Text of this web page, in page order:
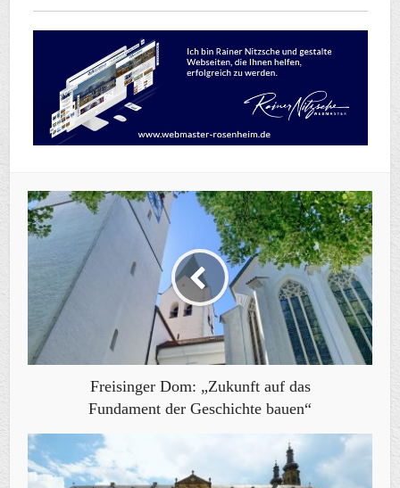
Freisinger Dom: „Zukunft auf das
Fundament der Geschichte bauen“